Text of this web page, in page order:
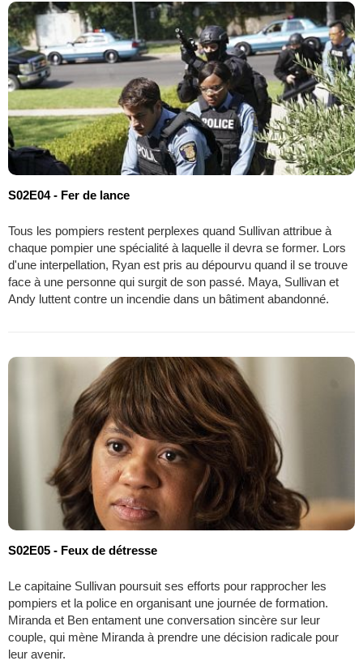
S02E04 - Fer de lance
Tous les pompiers restent perplexes quand Sullivan attribue à
chaque pompier une spécialité à laquelle il devra se former. Lors
d'une interpellation, Ryan est pris au dépourvu quand il se trouve
face à une personne qui surgit de son passé. Maya, Sullivan et
Andy luttent contre un incendie dans un bâtiment abandonné.
S02E05 - Feux de détresse
Le capitaine Sullivan poursuit ses efforts pour rapprocher les
pompiers et la police en organisant une journée de formation.
Miranda et Ben entament une conversation sincère sur leur
couple, qui mène Miranda à prendre une décision radicale pour
leur avenir.